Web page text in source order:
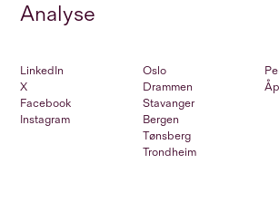
Analyse
LinkedIn
X
Facebook
Instagram
Oslo
Drammen
Stavanger
Bergen
Tønsberg
Trondheim